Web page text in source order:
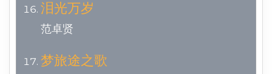
泪光万岁
范卓贤
梦旅途之歌